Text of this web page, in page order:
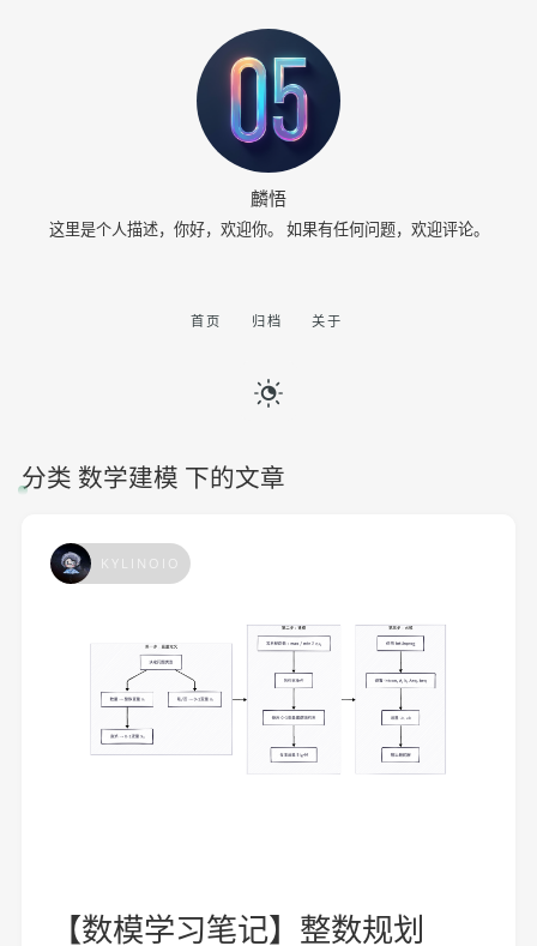
麟悟
这里是个人描述，你好，欢迎你。 如果有任何问题，欢迎评论。
首页 归档 关于
分类 数学建模 下的文章
KYLINOIO
【数模学习笔记】整数规划